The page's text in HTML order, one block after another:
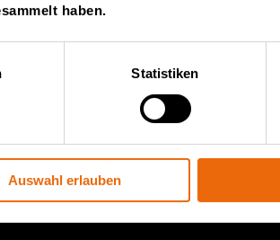
haben.
Statistiken
Auswahl erlauben
Über uns